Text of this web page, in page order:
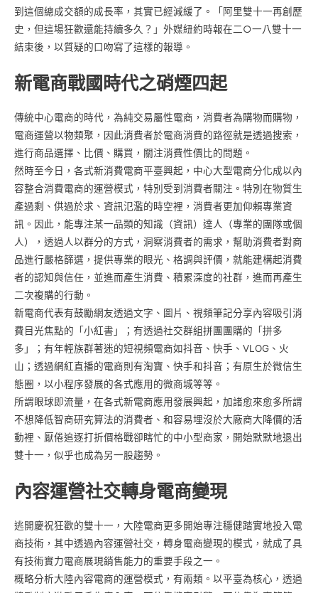
到這個總成交額的成長率，其實已經減緩了。「阿里雙十一再創歷
史，但這場狂歡還能持續多久？」外媒紐約時報在二○一八雙十一
結束後，以質疑的口吻寫了這樣的報導。
新電商戰國時代之硝煙四起
傳統中心電商的時代，為純交易屬性電商，消費者為購物而購物，
電商運營以物類聚，因此消費者於電商消費的路徑就是透過搜索，
進行商品選擇、比價、購買，關注消費性價比的問題。
然時至今日，各式新消費電商平臺興起，中心大型電商分化成以內
容整合消費電商的運營模式，特別受到消費者關注。特別在物質生
產過剩、供過於求、資訊氾濫的時空裡，消費者更加仰賴專業資
訊。因此，能專注某一品類的知識（資訊）達人（專業的團隊或個
人），透過人以群分的方式，洞察消費者的需求，幫助消費者對商
品進行嚴格篩選，提供專業的眼光、格調與評價，就能建構起消費
者的認知與信任，並進而產生消費、積累深度的社群，進而再產生
二次複購的行動。
新電商代表有鼓勵網友透過文字、圖片、視頻筆記分享內容吸引消
費目光焦點的「小紅書」；有透過社交群組拼團團購的「拼多
多」；有年輕族群著迷的短視頻電商如抖音、快手、VLOG、火
山；透過網紅直播的電商則有淘寶、快手和抖音；有原生於微信生
態圈，以小程序發展的各式應用的微商城等等。
所謂眼球即流量，在各式新電商應用發展興起，加諸愈來愈多所謂
不想降低智商研究算法的消費者、和容易埋沒於大廠商大降價的活
動裡、厭倦追逐打折價格戰卻瞎忙的中小型商家，開始默默地退出
雙十一，似乎也成為另一股趨勢。
內容運營社交轉身電商變現
逃開慶祝狂歡的雙十一，大陸電商更多開始專注穩健踏實地投入電
商技術，其中透過內容運營社交，轉身電商變現的模式，就成了具
有技術實力電商展現銷售能力的重要手段之一。
概略分析大陸內容電商的運營模式，有兩類。以平臺為核心，透過